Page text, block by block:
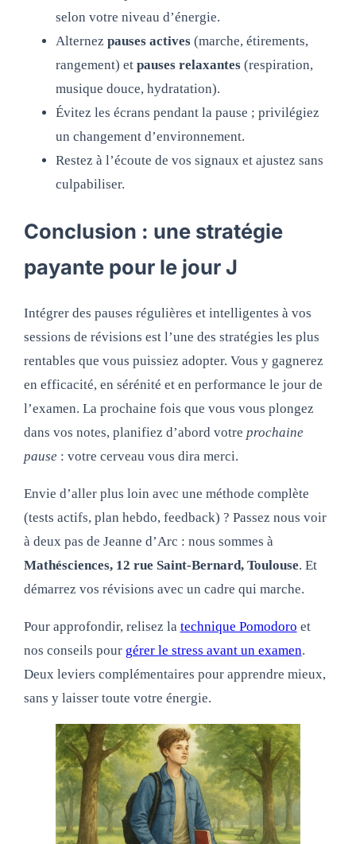
selon votre niveau d’énergie.
Alternez pauses actives(marche, étirements,
rangement) et pauses relaxantes(respiration,
musique douce, hydratation).
Évitez les écrans pendant la pause ; privilégiez
un changement d’environnement.
Restez à l’écoute de vos signaux et ajustez sans
culpabiliser.
Conclusion : une stratégie
payante pour le jour J
Intégrer des pauses régulières et intelligentes à vos
sessions de révisions est l’une des stratégies les plus
rentables que vous puissiez adopter. Vous y gagnerez
en efficacité, en sérénité et en performance le jour de
l’examen. La prochaine fois que vous vous plongez
dans vos notes, planifiez d’abord votre prochaine
pause : votre cerveau vous dira merci.
Envie d’aller plus loin avec une méthode complète
(tests actifs, plan hebdo, feedback) ? Passez nous voir
à deux pas de Jeanne d’Arc : nous sommes à
Mathésciences, 12 rue Saint‑Bernard, Toulouse. Et
démarrez vos révisions avec un cadre qui marche.
Pour approfondir, relisez la technique Pomodoro et
nos conseils pour gérer le stress avant un examen.
Deux leviers complémentaires pour apprendre mieux,
sans y laisser toute votre énergie.